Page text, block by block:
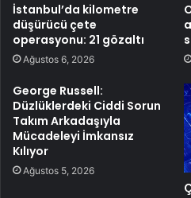
İstanbul’da kilometre
düşürücü çete
operasyonu: 21 gözaltı
Ağustos 6, 2026
George Russell:
Düzlüklerdeki Ciddi Sorun
Takım Arkadaşıyla
Mücadeleyi İmkansız
Kılıyor
Ağustos 5, 2026